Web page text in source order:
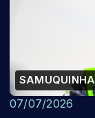
SAMUQUINHA
07/07/2026